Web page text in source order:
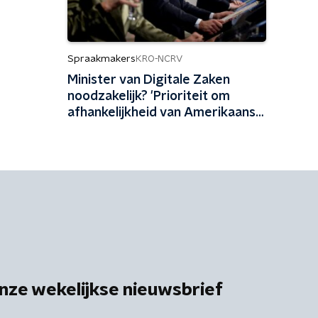
Spraakmakers KRO-NCRV
Minister van Digitale Zaken
noodzakelijk? 'Prioriteit om
afhankelijkheid van Amerikaanse
wekelijkse nieuwsbrief